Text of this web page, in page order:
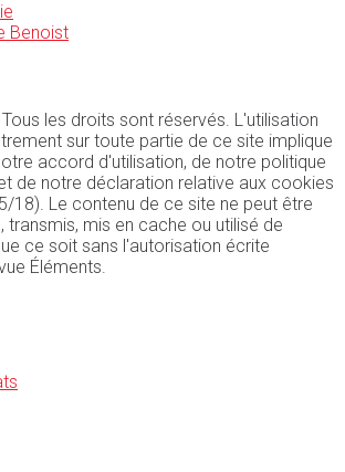
Benoist
les droits sont réservés. L'utilisation
sur toute partie de ce site implique
accord d'utilisation, de notre politique
de notre déclaration relative aux cookies
18). Le contenu de ce site ne peut être
transmis, mis en cache ou utilisé de
ce soit sans l'autorisation écrite
Éléments.